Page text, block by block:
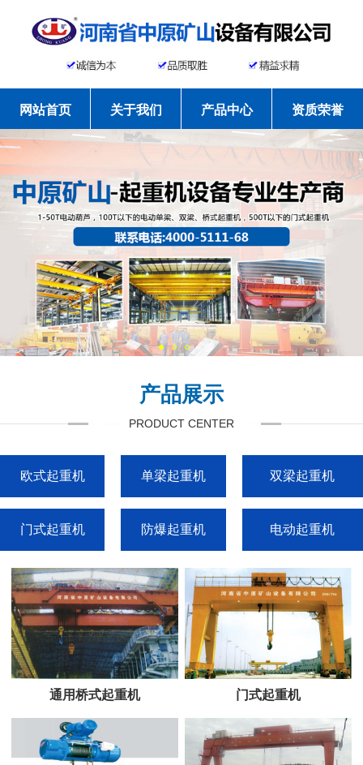
网站首页 关于我们 产品中心 资质荣誉
工程案例 新闻资讯 常见问题 联系我们
产品展示
PRODUCT CENTER
欧式起重机 单梁起重机 双梁起重机
门式起重机 防爆起重机 电动起重机
通用桥式起重机 门式起重机